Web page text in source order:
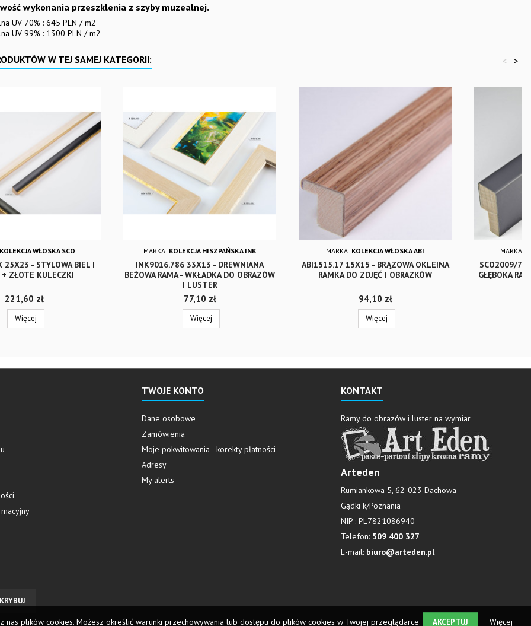
wykonania przeszklenia z szyby muzealnej.
UV 70% : 645 PLN / m2
UV 99% : 1300 PLN / m2
W TEJ SAMEJ KATEGORII: >
<
KOLEKCJA WŁOSKA SCO
25X23 - STYLOWA BIEL I
+ ZŁOTE KULECZKI
Cena
221,60 zł
Więcej
MARKA: KOLEKCJA HISZPAŃSKA INK
INK9016.786 33X13 - DREWNIANA
BEŻOWA RAMA - WKŁADKA DO OBRAZÓW
I LUSTER
Cena
77,10 zł
Więcej
MARKA: KOLEKCJA WŁOSKA ABI
ABI1515.17 15X15 - BRĄZOWA OKLEINA
RAMKA DO ZDJĘĆ I OBRAZKÓW
Cena
94,10 zł
Więcej
MARKA:
SCO2009/
GŁĘBOKA
TWOJE KONTO
Dane osobowe
Zamówienia
Moje pokwitowania - korekty płatności
Adresy
My alerts
KONTAKT
Ramy do obrazów i luster na wymiar
Arteden
Rumiankowa 5, 62-023 Dachowa
Gądki k/Poznania
NIP : PL7821086940
Telefon: 509 400 327
E-mail: biuro@arteden.pl
plików cookies. Możesz określić warunki przechowywania lub dostępu do plików cookies w Twojej przeglądarce. AKCEPTUJ Więcej